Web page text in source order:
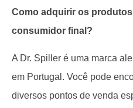
Como adquirir os
consumidor final?
A Dr. Spiller é uma marca
em Portugal. Você pode
diversos pontos de venda